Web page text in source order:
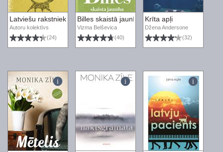
Latviešu rakstnieku kaķu stāsti
Autoru kolektīvs
(24)
Billes skaistā jaunība
Vizma Belševica
(40)
Krīta apļi
Džena Andersone
(32)